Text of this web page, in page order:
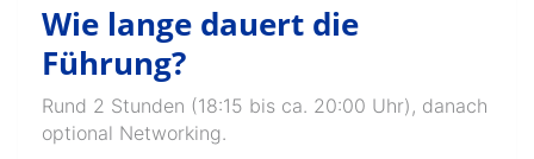
Wie lange dauert die
Führung?
Rund 2 Stunden (18:15 bis ca. 20:00 Uhr), danach
optional Networking.